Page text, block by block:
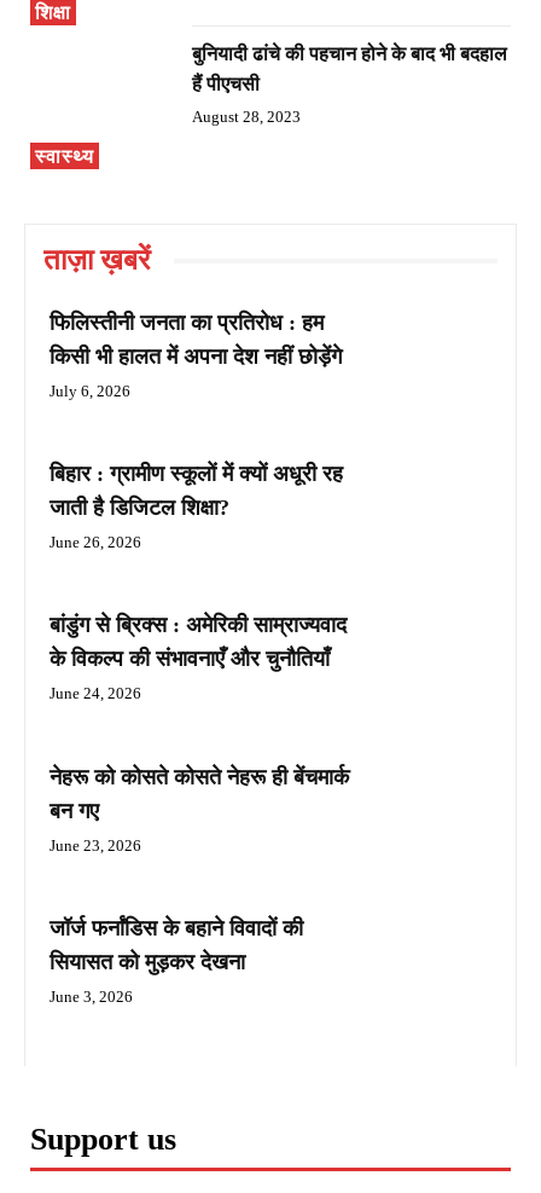
शिक्षा
स्वास्थ्य
बुनियादी ढांचे की पहचान होने के बाद भी बदहाल
हैं पीएचसी
August 28, 2023
ताज़ा ख़बरें
फिलिस्तीनी जनता का प्रतिरोध : हम
किसी भी हालत में अपना देश नहीं छोड़ेंगे
July 6, 2026
बिहार : ग्रामीण स्कूलों में क्यों अधूरी रह
जाती है डिजिटल शिक्षा?
June 26, 2026
बांडुंग से ब्रिक्स : अमेरिकी साम्राज्यवाद
के विकल्प की संभावनाएँ और चुनौतियाँ
June 24, 2026
नेहरू को कोसते कोसते नेहरू ही बेंचमार्क
बन गए
June 23, 2026
जॉर्ज फर्नांडिस के बहाने विवादों की
सियासत को मुड़कर देखना
June 3, 2026
Support us